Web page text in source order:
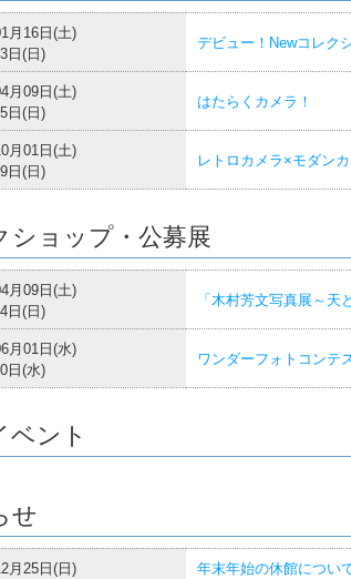
月16日(土)
日(日)
デビュー！Newコレク
月09日(土)
日(日)
はたらくカメラ！
月01日(土)
日(日)
レトロカメラ×モダン
ショップ・公募展
月09日(土)
日(日)
「木村芳文写真展～
月01日(水)
日(水)
ワンダーフォトコンテ
ベント
せ
月25日(日) 年末年始の休館につい